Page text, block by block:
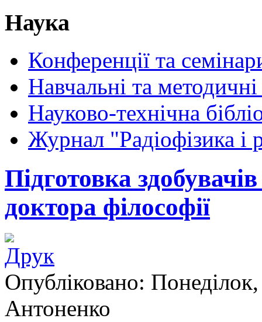
Наука
Конференції та
Навчальні та
Науково-технічна
Журнал "Радіофізика і
Підготовка
доктора філософії
Опубліковано:
Антоненко